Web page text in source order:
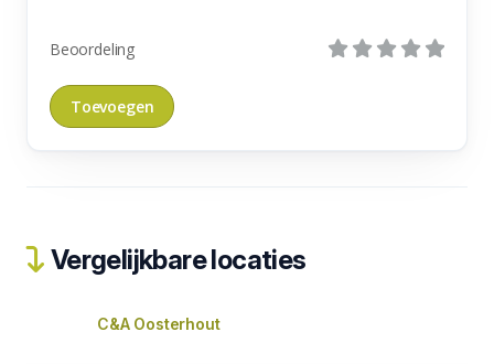
Beoordeling
Vergelijkbare locaties
C&A Oosterhout